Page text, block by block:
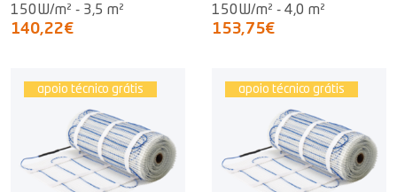
150W/m² - 3,5 m²
140,22€
150W/m² - 4,0 m²
153,75€
apoio técnico grátis apoio técnico grátis